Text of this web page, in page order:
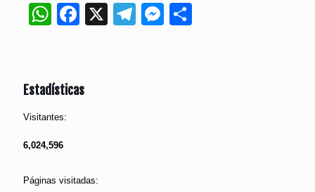
WhatsApp
Facebook
X Telegram
Messenger
Compartir
Estadísticas
Visitantes:
6,024,596
Páginas visitadas: